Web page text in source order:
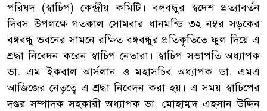
পরিষদ (স্বাচিপ) কেন্দ্রীয় কমিটি। বঙ্গবন্ধুর স্বদেশ প্রত্যাবর্তন
দিবস উপলক্ষে গতকাল সোমবার ধানমন্ডি ৩২ নম্বর সড়কের
বঙ্গবন্ধু ভবনের সামনে রক্ষিত বঙ্গবন্ধুর প্রতিকৃতিতে ফুল দিয়ে এ
শ্রদ্ধা নিবেদন করেন স্বাচিপ নেতারা। স্বাচিপ সভাপতি অধ্যাপক
ডা. এম ইকবাল আর্সলান ও মহাসচিব অধ্যাপক ডা. এমএ
আজিজের নেতৃত্বে এ শ্রদ্ধা নিবেদন করা হয়। এ সময় স্বাচিপের
দপ্তর সম্পাদক সহকারী অধ্যাপক ডা. মোহাম্মদ এহসান উদ্দিন